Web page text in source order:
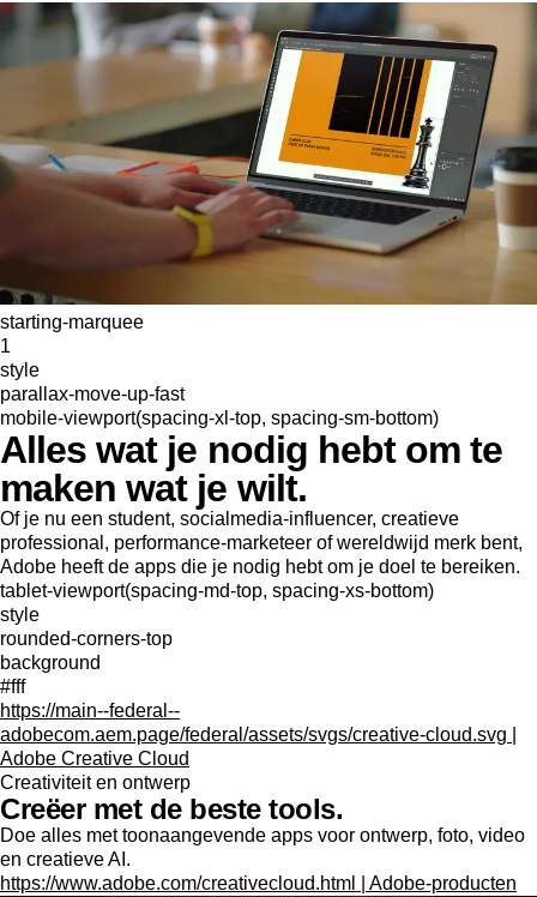
starting-marquee
1
style
parallax-move-up-fast
mobile-viewport(spacing-xl-top, spacing-sm-bottom)
Alles wat je nodig hebt om te
maken wat je wilt.
Of je nu een student, socialmedia-influencer, creatieve
professional, performance-marketeer of wereldwijd merk bent,
Adobe heeft de apps die je nodig hebt om je doel te bereiken.
tablet-viewport(spacing-md-top, spacing-xs-bottom)
style
rounded-corners-top
background
#fff
https://main--federal--
adobecom.aem.page/federal/assets/svgs/creative-cloud.svg |
Adobe Creative Cloud
Creativiteit en ontwerp
Creëer met de beste tools.
Doe alles met toonaangevende apps voor ontwerp, foto, video
en creatieve AI.
https://www.adobe.com/creativecloud.html | Adobe-producten